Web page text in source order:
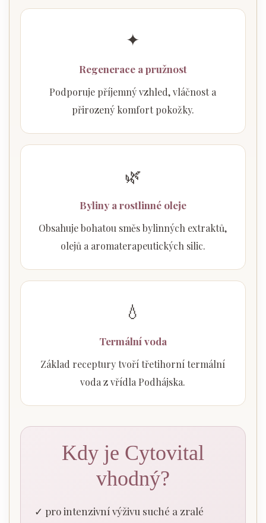
✦
Regenerace a pružnost
Podporuje příjemný vzhled, vláčnost a
přirozený komfort pokožky.
🌿
Byliny a rostlinné oleje
Obsahuje bohatou směs bylinných extraktů,
olejů a aromaterapeutických silic.
💧
Termální voda
Základ receptury tvoří třetihorní termální
voda z vřídla Podhájska.
Kdy je Cytovital
vhodný?
✓ pro intenzivní výživu suché a zralé